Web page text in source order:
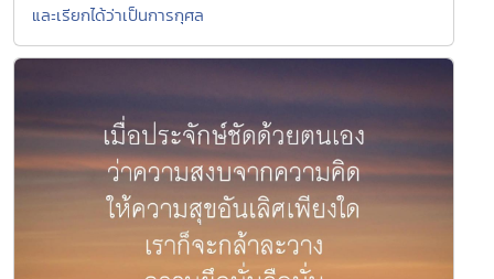
และเรียกได้ว่าเป็นการกุศล